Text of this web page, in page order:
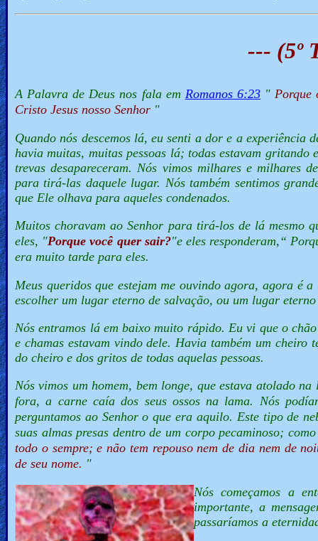
--- (5º
A Palavra de Deus nos fala em Romanos 6:23" Porque
Cristo Jesus nosso Senhor "
Quando nós descemos lá, eu senti a dor e a experiência
havia muitas, muitas pessoas lá; todas estavam
trevas desapareceram. Nós vimos milhares e milhares
para tirá-las daquele lugar. Nós também sentimos
que Ele olhava para aqueles condenados.
Muitos choravam ao Senhor para tirá-los de lá mesmo
eles, "Porque você quer sair?"e eles responderam,“
era muito tarde para eles.
Meus queridos que estejam me ouvindo agora, agora é
escolher um lugar eterno de salvação, ou um lugar
Nós entramos lá em baixo muito rápido. Eu vi que o
e chamas estavam vindo dele. Havia também um
do cheiro e dos gritos de todas aquelas pessoas.
Nós vimos um homem, bem longe, que estava atolado
fora, a carne caía dos seus ossos na lama. Nós
perguntamos ao Senhor o que era aquilo. Este tipo de
suas almas presas dentro de um corpo pecaminoso;
todo o sempre; e não tem repouso nem de dia nem de
de seu nome. "
Nós começamos a
importante, a
passaríamos a